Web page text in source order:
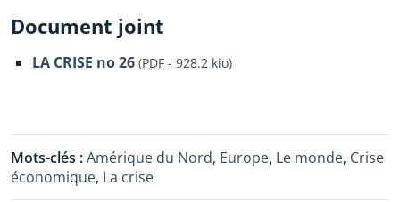
Document joint
LA CRISE no 26 (PDF - 928.2 kio)
Mots-clés :Amérique du Nord, Europe, Le monde, Crise
économique, La crise